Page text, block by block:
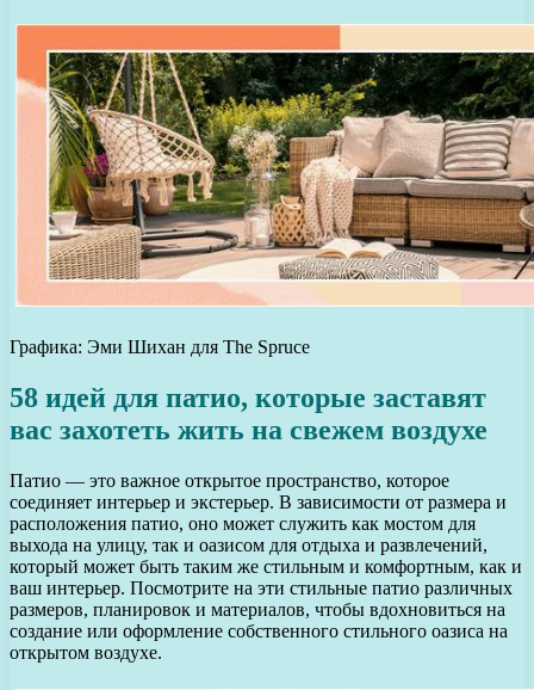
Графика: Эми Шихан для The Spruce
58 идей для патио, которые заставят
вас захотеть жить на свежем воздухе
Патио — это важное открытое пространство, которое
соединяет интерьер и экстерьер. В зависимости от размера и
расположения патио, оно может служить как мостом для
выхода на улицу, так и оазисом для отдыха и развлечений,
который может быть таким же стильным и комфортным, как и
ваш интерьер. Посмотрите на эти стильные патио различных
размеров, планировок и материалов, чтобы вдохновиться на
создание или оформление собственного стильного оазиса на
открытом воздухе.